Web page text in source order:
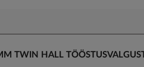
TWIN HALL